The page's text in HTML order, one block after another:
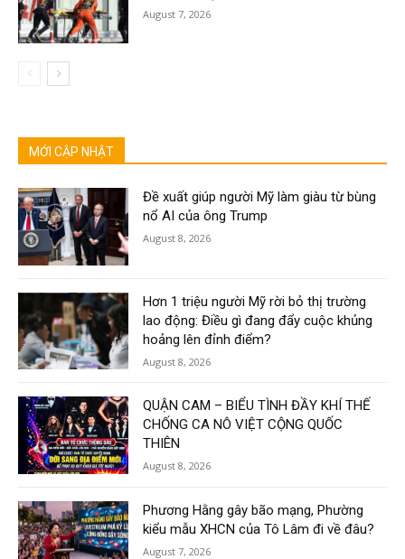
August 7, 2026
MỚI CẬP NHẬT
Đề xuất giúp người Mỹ làm giàu từ bùng
nổ AI của ông Trump
August 8, 2026
Hơn 1 triệu người Mỹ rời bỏ thị trường
lao động: Điều gì đang đẩy cuộc khủng
hoảng lên đỉnh điểm?
August 8, 2026
QUẬN CAM – BIỂU TÌNH ĐẦY KHÍ THẾ
CHỐNG CA NÔ VIỆT CỘNG QUỐC
THIÊN
August 8, 2026
Phương Hằng gây bão mạng, Phường
kiểu mẫu XHCN của Tô Lâm đi về đâu?
August 7, 2026